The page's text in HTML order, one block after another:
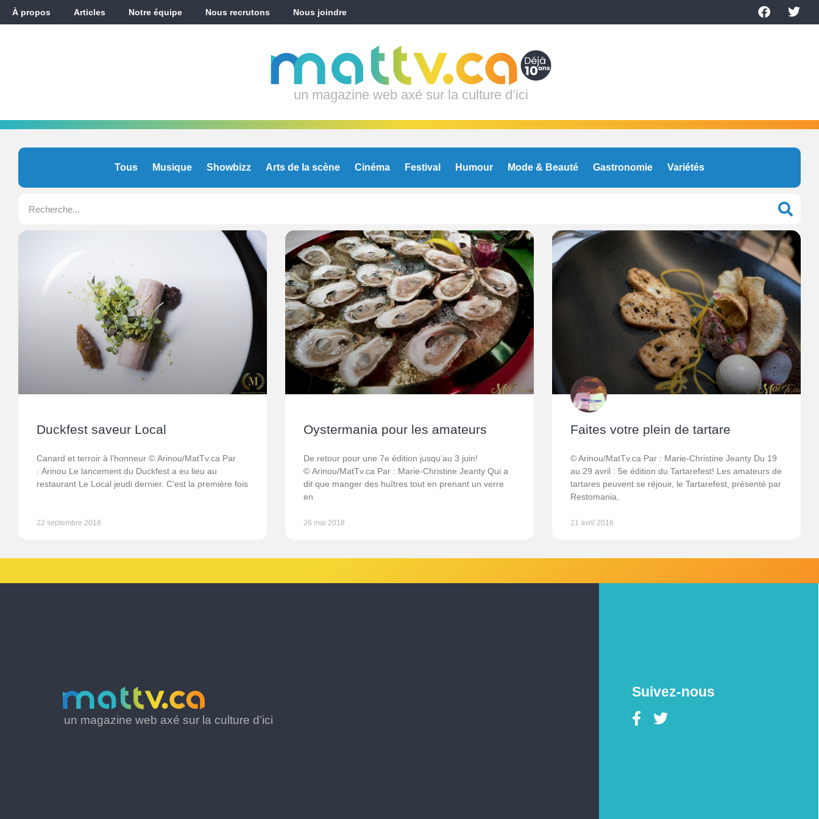
À propos Articles Notre équipe Nous recrutons Nous joindre
un magazine web axé sur la culture d’ici
Tous Musique Showbizz Arts de la scène Cinéma Festival Humour Mode & Beauté Gastronomie Variétés
Duckfest saveur Local
Canard et terroir à l’honneur © Arinou/MatTv.ca Par
: Arinou Le lancement du Duckfest a eu lieu au
restaurant Le Local jeudi dernier. C’est la première fois
22 septembre 2018
Oystermania pour les amateurs
De retour pour une 7e édition jusqu’au 3 juin!
© Arinou/MatTv.ca Par : Marie-Christine Jeanty Qui a
dit que manger des huîtres tout en prenant un verre
en
26 mai 2018
Faites votre plein de tartare
© Arinou/MatTv.ca Par : Marie-Christine Jeanty Du 19
au 29 avril : 5e édition du Tartarefest! Les amateurs de
tartares peuvent se réjouir, le Tartarefest, présenté par
Restomania,
21 avril 2018
un magazine web axé sur la culture d’ici
Suivez-nous